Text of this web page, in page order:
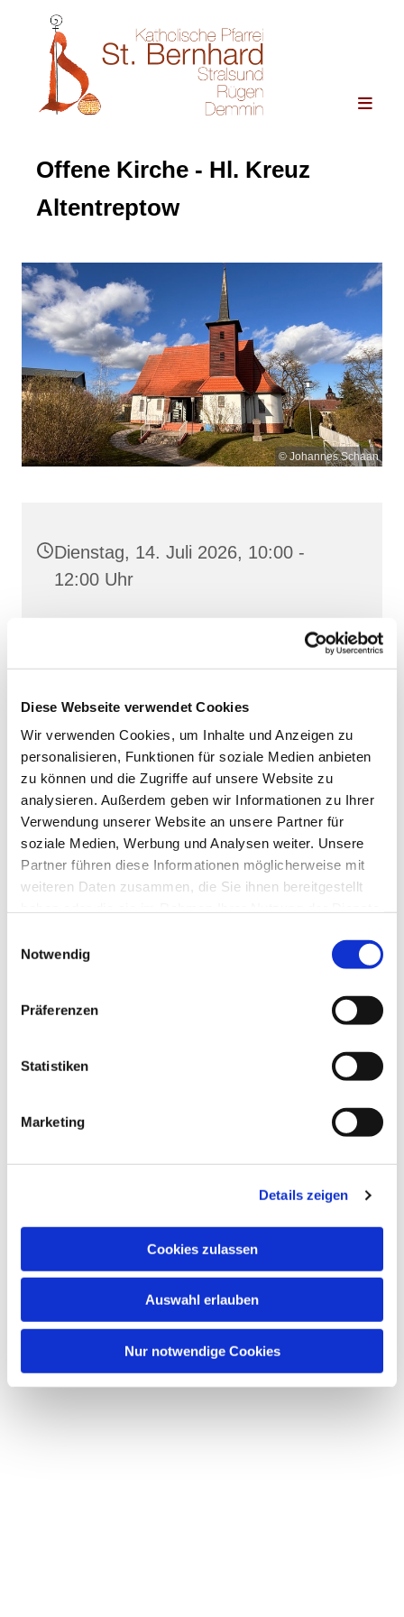
Diese Webseite verwendet Cookies
Wir verwenden Cookies, um Inhalte und Anzeigen zu
personalisieren, Funktionen für soziale Medien anbieten
zu können und die Zugriffe auf unsere Website zu
analysieren. Außerdem geben wir Informationen zu Ihrer
Verwendung unserer Website an unsere Partner für
soziale Medien, Werbung und Analysen weiter. Unsere
Partner führen diese Informationen möglicherweise mit
weiteren Daten zusammen, die Sie ihnen bereitgestellt
Notwendig
Präferenzen
Statistiken
Marketing
Details zeigen
Cookies zulassen
Auswahl erlauben
Nur notwendige Cookies
Offene Kirche - Hl. Kreuz
Altentreptow
© Johannes Schaan
Dienstag, 14. Juli 2026, 10:00 -
12:00 Uhr
Klüschenberg, Katholischer Berg,
interessieren